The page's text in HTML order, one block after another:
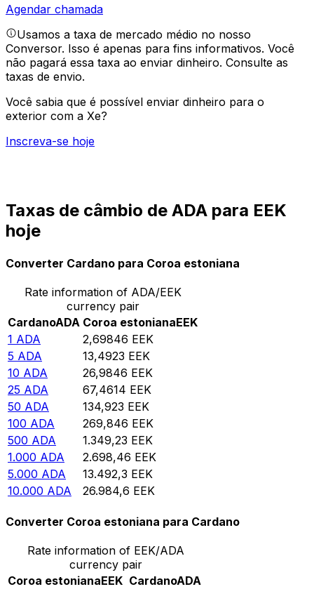
Agendar chamada
Usamos a taxa de mercado médio no nosso
Conversor. Isso é apenas para fins informativos. Você
não pagará essa taxa ao enviar dinheiro. Consulte as
taxas de envio.
Você sabia que é possível enviar dinheiro para o
exterior com a Xe?
Inscreva-se hoje
Taxas de câmbio de ADA para EEK
hoje
Converter Cardano para Coroa estoniana
Rate information of ADA/EEK
currency pair
CardanoADA Coroa estonianaEEK
1 ADA 2,69846 EEK
5 ADA 13,4923 EEK
10 ADA 26,9846 EEK
25 ADA 67,4614 EEK
50 ADA 134,923 EEK
100 ADA 269,846 EEK
500 ADA 1.349,23 EEK
1.000 ADA 2.698,46 EEK
5.000 ADA 13.492,3 EEK
10.000 ADA 26.984,6 EEK
Converter Coroa estoniana para Cardano
Rate information of EEK/ADA
currency pair
Coroa estonianaEEK CardanoADA